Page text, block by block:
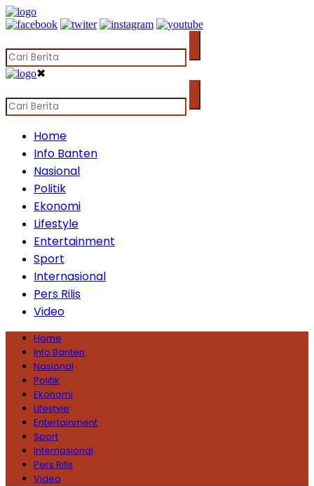
✖
Home
Info Banten
Nasional
Politik
Ekonomi
Lifestyle
Entertainment
Sport
Internasional
Pers Rilis
Video
Home
Info Banten
Nasional
Politik
Ekonomi
Lifestyle
Entertainment
Sport
Internasional
Pers Rilis
Video